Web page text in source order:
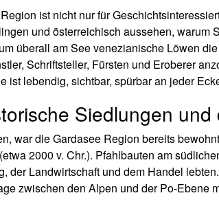
ist nicht nur für
und österreichisch aussehen, warum
überall am See venezianische Löwen
Schriftsteller, Fürsten und Eroberer
ist lebendig, sichtbar, spürbar an jeder
Siedlungen und
war die Gardasee Region bereits
2000 v. Chr.). Pfahlbauten am
der Landwirtschaft und dem Handel
zwischen den Alpen und der Po-Ebene